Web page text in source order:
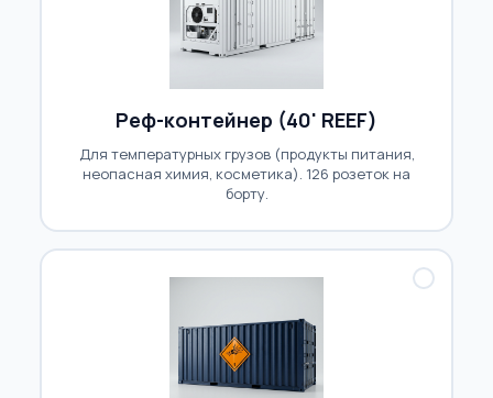
Реф-контейнер (40' REEF)
Для температурных грузов (продукты питания,
неопасная химия, косметика). 126 розеток на
борту.